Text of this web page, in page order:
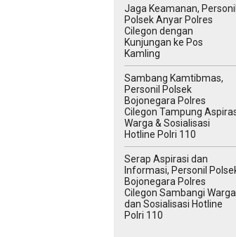
Jaga Keamanan, Personil
Polsek Anyar Polres
Cilegon dengan
Kunjungan ke Pos
Kamling
Sambang Kamtibmas,
Personil Polsek
Bojonegara Polres
Cilegon Tampung
Warga & Sosialisasi
Hotline Polri 110
Serap Aspirasi dan
Informasi, Personil
Bojonegara Polres
Cilegon Sambangi Warga
dan Sosialisasi Hotline
Polri 110